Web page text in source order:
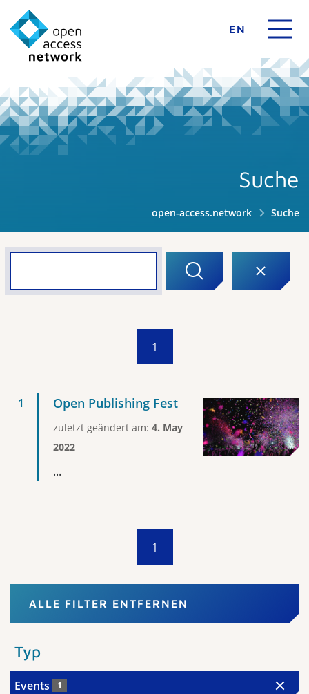
EN
Suche
open-access.network Suche
1
Open Publishing Fest
zuletzt geändert am: 4. May
2022
...
1
ALLE FILTER ENTFERNEN
Typ
Events 1